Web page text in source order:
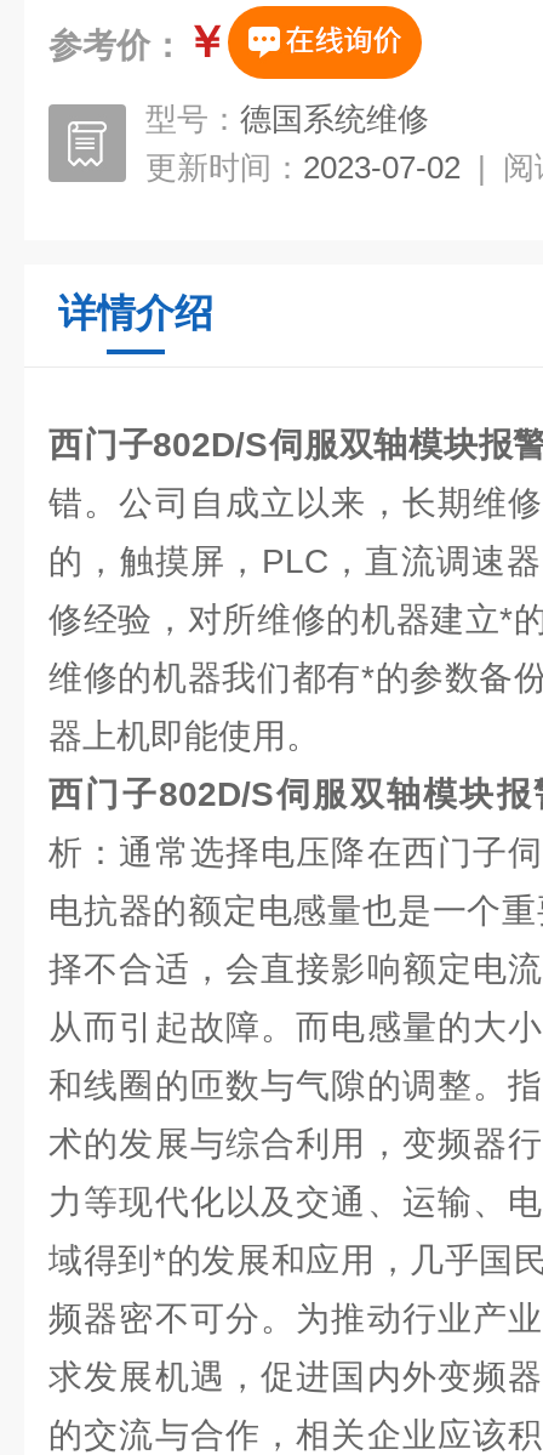
参考价： ￥
型号： 德国系统维修
更新时间： 2023-07-02 | 阅
详情介绍
西门子802D/S伺服双轴模块报
错。公司自成立以来，长期维
的，触摸屏，PLC，直流调速
修经验，对所维修的机器建立*
维修的机器我们都有*的参数备
器上机即能使用。
西门子802D/S伺服双轴模块报
析：通常选择电压降在西门子
电抗器的额定电感量也是一个
择不合适，会直接影响额定电
从而引起故障。而电感量的大
和线圈的匝数与气隙的调整。
术的发展与综合利用，变频器
力等现代化以及交通、运输、
域得到*的发展和应用，几乎国
频器密不可分。为推动行业产
求发展机遇，促进国内外变频
的交流与合作，相关企业应该